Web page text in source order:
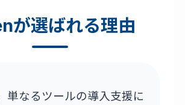
が選ばれる理由
単なるツールの導入支援に